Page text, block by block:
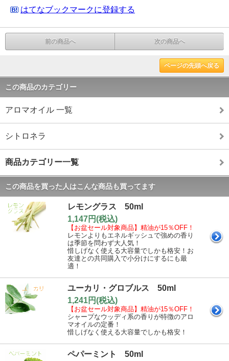
はてなブックマークに登録する
前の商品へ 次の商品へ
ページの先頭へ戻る
この商品のカテゴリー
アロマオイル 一覧
シトロネラ
商品カテゴリー一覧
この商品を買った人はこんな商品も買ってます
レモングラス 50ml
1,147円(税込)
【お盆セール対象商品】精油が15％OFF！
レモンよりもエネルギッシュで強めの香り
は季節を問わず大人気！
惜しげなく使える大容量でしかも格安！お
友達との共同購入で小分けにするにも最
適！
ユーカリ・グロブルス 50ml
1,241円(税込)
【お盆セール対象商品】精油が15％OFF！
シャープなウッディ系の香りが特徴のアロ
マオイルの定番！
惜しげなく使える大容量でしかも格安！
ペパーミント 50ml